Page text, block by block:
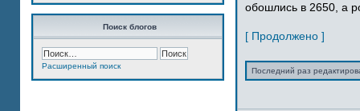
Поиск блогов
Расширенный поиск
обошлись в 2650, а
[ Продолжено ]
Последний раз